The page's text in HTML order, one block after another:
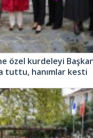
özel kurdeleyi Başkan
tuttu, hanımlar kesti